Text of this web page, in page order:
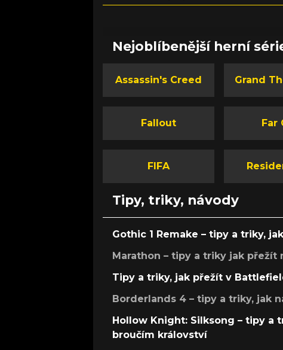
Nejoblíbenější herní
Assassin's Creed Grand
Fallout Far
FIFA
Tipy, triky, návody
Gothic 1 Remake – tipy a triky,
Marathon – tipy a triky jak přežít
Tipy a triky, jak přežít v
Borderlands 4 – tipy a triky, jak
Hollow Knight: Silksong – tipy a
broučím království